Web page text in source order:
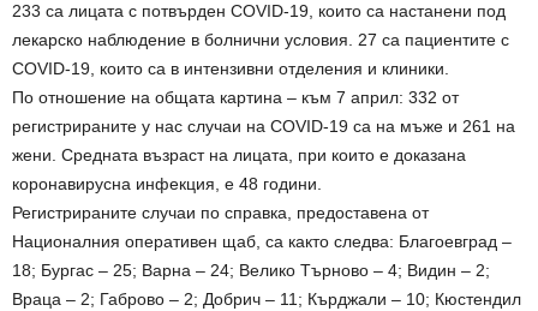
233 са лицата с потвърден COVID-19, които са настанени под
лекарско наблюдение в болнични условия. 27 са пациентите с
COVID-19, които са в интензивни отделения и клиники.
По отношение на общата картина – към 7 април: 332 от
регистрираните у нас случаи на COVID-19 са на мъже и 261 на
жени. Средната възраст на лицата, при които е доказана
коронавирусна инфекция, е 48 години.
Регистрираните случаи по справка, предоставена от
Националния оперативен щаб, са както следва: Благоевград –
18; Бургас – 25; Варна – 24; Велико Търново – 4; Видин – 2;
Враца – 2; Габрово – 2; Добрич – 11; Кърджали – 10; Кюстендил